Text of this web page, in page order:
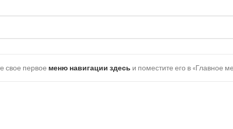
свое первое меню навигации здесь и поместите его в «Главное